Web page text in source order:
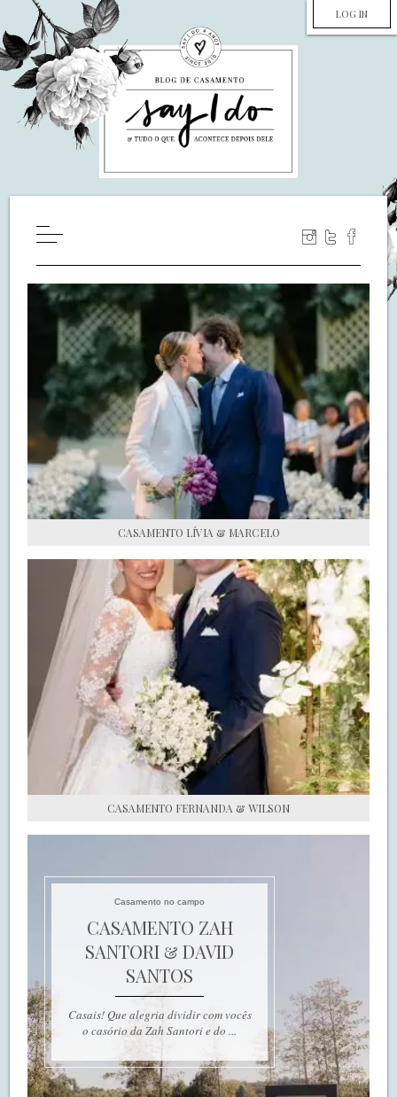
LOG IN
WILL YOU MARRY ME?
LUA DE MEL
COZINHA
DECORAÇÃO
DE NOIVA PRA NOIVA
S.O.S CASADAS
FALE COM O SAY I DO
CASAMENTO LÍVIA & MARCELO
CASAMENTO FERNANDA & WILSON
Casamento no campo
CASAMENTO ZAH
SANTORI & DAVID
SANTOS
Casais! Que alegria dividir com vocês
o casório da Zah Santori e do ...